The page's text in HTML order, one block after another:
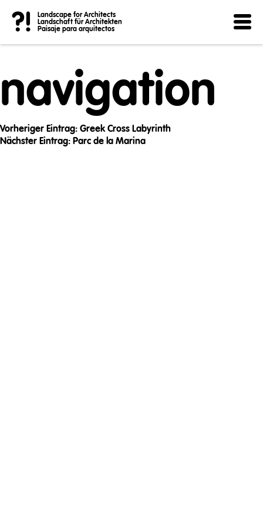
?!
Landscape for Architects
Landschaft für Architekten
Paisaje para arquitectos
Post
navigation
Vorheriger Eintrag: Greek Cross Labyrinth
Nächster Eintrag: Parc de la Marina